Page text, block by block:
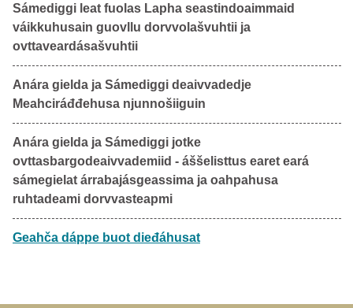
Sámediggi leat fuolas Lapha seastindoaimmaid
váikkuhusain guovllu dorvvolašvuhtii ja
ovttaveardásašvuhtii
Anára gielda ja Sámediggi deaivvadedje
Meahciráđđehusa njunnošiiguin
Anára gielda ja Sámediggi jotke
ovttasbargodeaivvademiid - áššelisttus earet eará
sámegielat árrabajásgeassima ja oahpahusa
ruhtadeami dorvvasteapmi
Geahča dáppe buot dieđáhusat